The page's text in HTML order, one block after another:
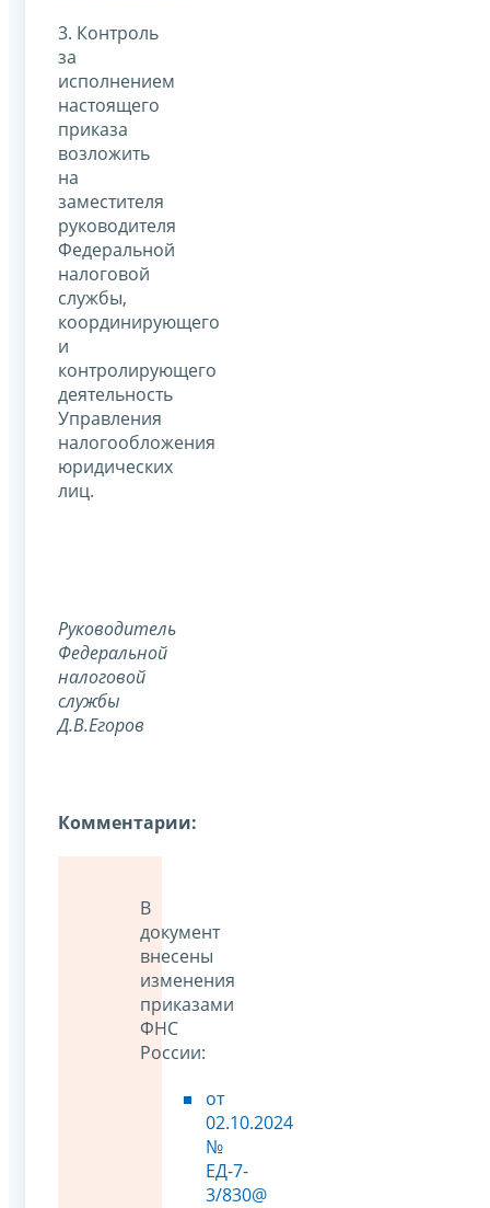
3. Контроль
за
исполнением
настоящего
приказа
возложить
на
заместителя
руководителя
Федеральной
налоговой
службы,
координирующего
и
контролирующего
деятельность
Управления
налогообложения
юридических
лиц.
Руководитель
Федеральной
налоговой
службы
Д.В.Егоров
Комментарии:
В
документ
внесены
изменения
приказами
ФНС
России:
от
02.10.2024
№
ЕД-7-
3/830@